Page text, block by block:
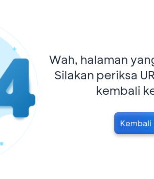
Wah, halaman
Silakan periksa
kembali
Kembali